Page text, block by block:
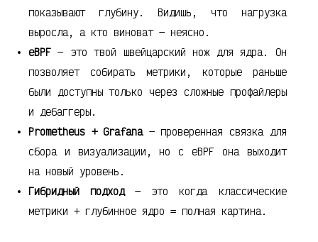
показывают глубину. Видишь, что нагрузка
выросла, а кто виноват — неясно.
eBPF — это твой швейцарский нож для ядра. Он
позволяет собирать метрики, которые раньше
были доступны только через сложные профайлеры
и дебаггеры.
Prometheus + Grafana— проверенная связка для
сбора и визуализации, но с eBPF она выходит
на новый уровень.
Гибридный подход— это когда классические
метрики + глубинное ядро = полная картина.